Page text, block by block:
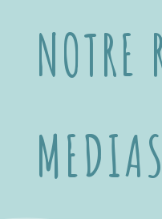
NOTRE
MEDIAS